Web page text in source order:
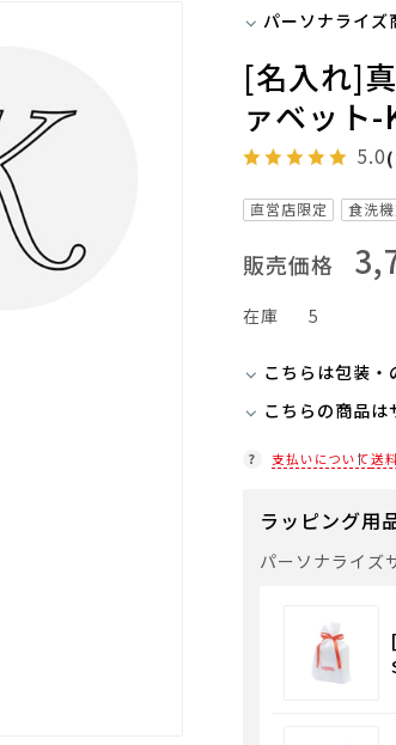
パーソナライズ
パーソナライズ商
お手数ですがパー
[名入れ]
ァベット-
5.0
直営店限定 食洗
販売価格
在庫 5
こちらは包装・
当商品は弊社で
セルフラッピ
通常商品用ギ
パーソナラ
こちらの商品
在庫状況につ
支払いについて送
ラッピング用
パーソナライズ